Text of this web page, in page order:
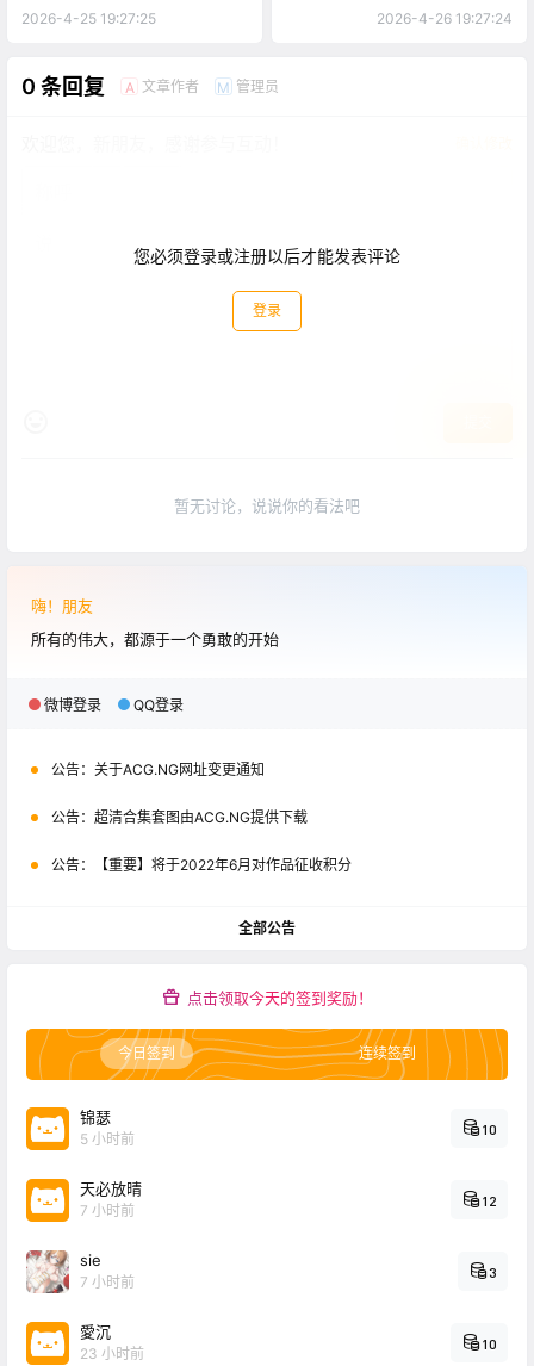
2026-4-25 19:27:25 2026-4-26 19:27:24
0 条回复 A 文章作者 M 管理员
您必须登录或注册以后才能发表评论
登录
暂无讨论，说说你的看法吧
嗨！朋友
所有的伟大，都源于一个勇敢的开始
微博登录 QQ登录
公告： 关于ACG.NG网址变更通知
公告： 超清合集套图由ACG.NG提供下载
公告： 【重要】将于2022年6月对作品征收积分
全部公告
点击领取今天的签到奖励！
今日签到 连续签到
锦瑟
5 小时前
10
天必放晴
7 小时前
12
sie
7 小时前
3
愛沉
23 小时前
10